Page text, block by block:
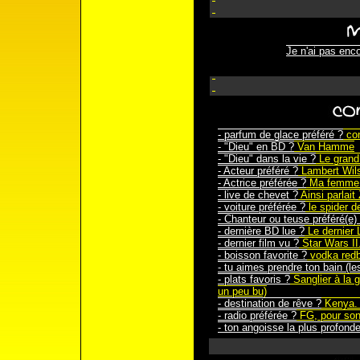
Je n'ai pas
- parfum de glace préféré ?
- "Dieu" en BD ? Van Hamme
- "Dieu" dans la vie ? Le
- Acteur préféré ? Lambert
- Actrice préférée ? Ma
- live de chevet ? Ainsi parlait
- voiture préférée ? le spider
- Chanteur ou teuse préféré(e)
- dernière BD lue ? Le dernier
- dernier film vu ? Star Wars
- boisson favorite ? vodka
- tu aimes prendre ton bain
- plats favoris ? Sanglier à la
un peu bu)
- destination de rêve ?
- radio préférée ? FG, pour
- ton angoisse la plus